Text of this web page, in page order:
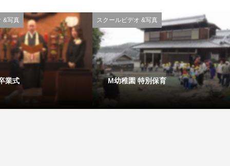
&写真
業式
スクールビデオ &写真
M幼稚園 特別保育